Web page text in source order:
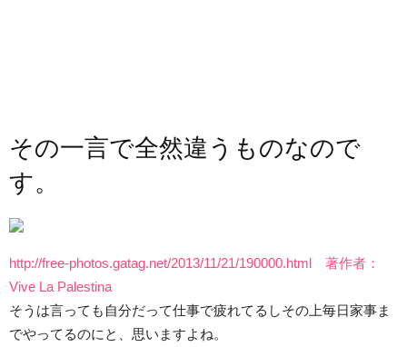
その一言で全然違うものなので
す。
http://free-photos.gatag.net/2013/11/21/190000.html 著作者：
Vive La Palestina
そうは言っても自分だって仕事で疲れてるしその上毎日家事ま
でやってるのにと、思いますよね。